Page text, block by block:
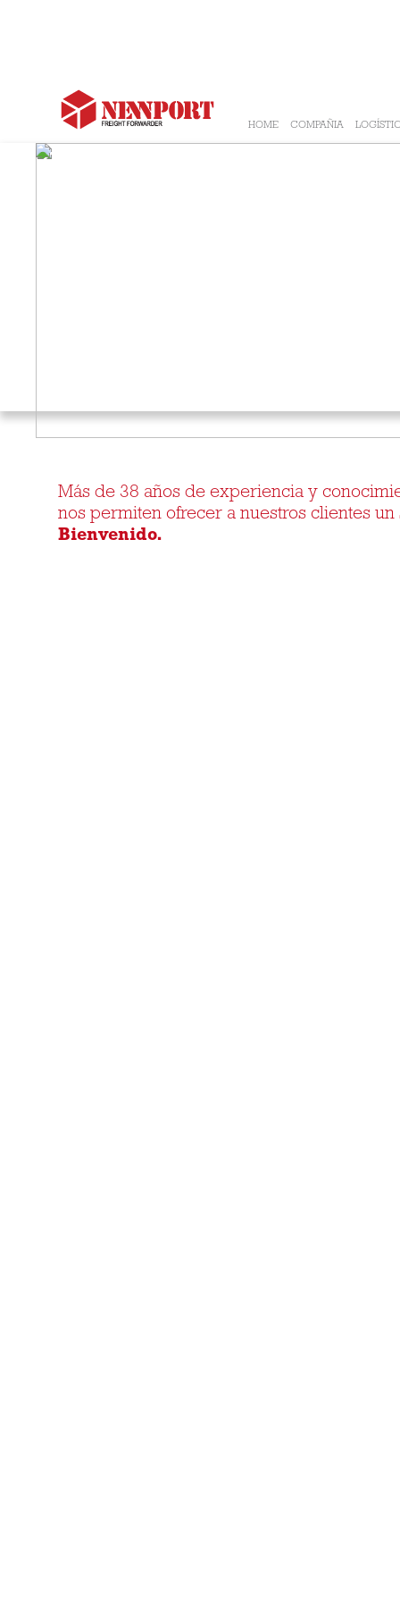
HOME COMPAÑIA
Más de 38 años de experiencia y
nos permiten ofrecer a nuestros clientes
Bienvenido.